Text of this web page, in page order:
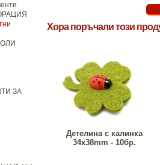
ЗА
Хора поръчали този
Детелина с калинка
34х38mm - 10бр.